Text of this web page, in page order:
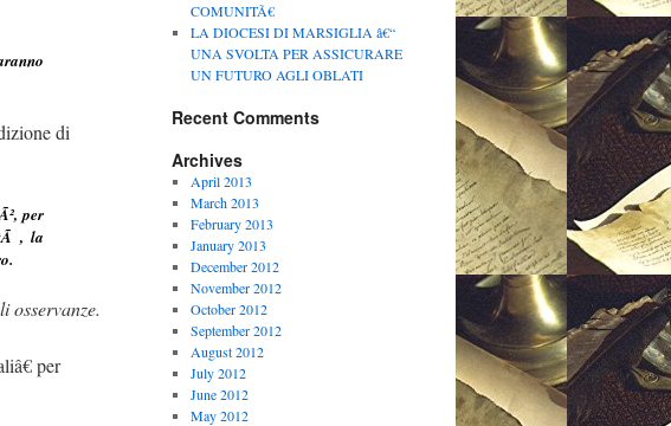
di
per
, la
osservanze.
per
COMUNITÃ€
LA DIOCESI DI MARSIGLIA â€“
UNA SVOLTA PER ASSICURARE
UN FUTURO AGLI OBLATI
Recent Comments
Archives
April 2013
March 2013
February 2013
January 2013
December 2012
November 2012
October 2012
September 2012
August 2012
July 2012
June 2012
May 2012